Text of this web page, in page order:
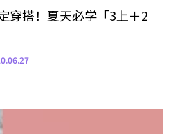
穿搭！夏天必学「3上＋2